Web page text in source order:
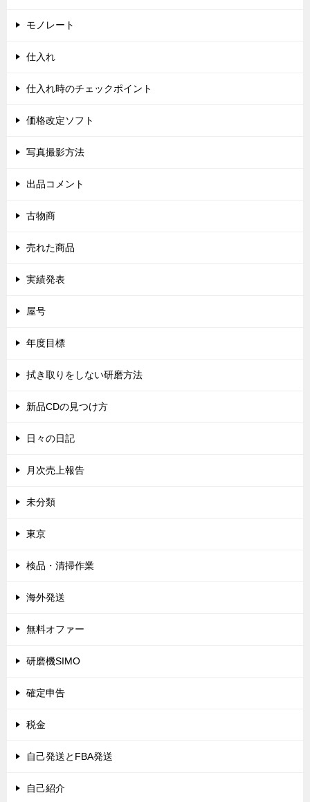
モノレート
仕入れ
仕入れ時のチェックポイント
価格改定ソフト
写真撮影方法
出品コメント
古物商
売れた商品
実績発表
屋号
年度目標
拭き取りをしない研磨方法
新品CDの見つけ方
日々の日記
月次売上報告
未分類
東京
検品・清掃作業
海外発送
無料オファー
研磨機SIMO
確定申告
税金
自己発送とFBA発送
自己紹介